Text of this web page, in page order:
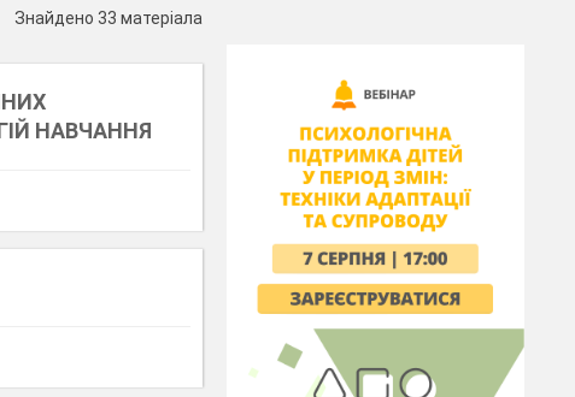
Знайдено 33 матеріала
НАВЧАННЯ